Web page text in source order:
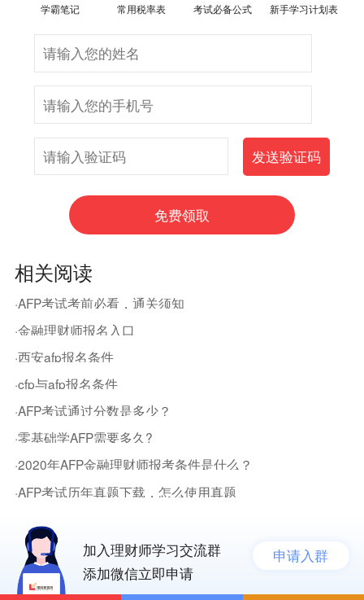
学霸笔记 常用税率表 考试必备公式 新手学习计划表
相关阅读
·AFP考试考前必看，通关须知
·金融理财师报名入口
·西安afp报名条件
·cfp与afp报名条件
·AFP考试通过分数是多少？
·零基础学AFP需要多久?
·2020年AFP金融理财师报考条件是什么？
·AFP考试历年真题下载，怎么使用真题
加入理财师学习交流群
添加微信立即申请
申请入群